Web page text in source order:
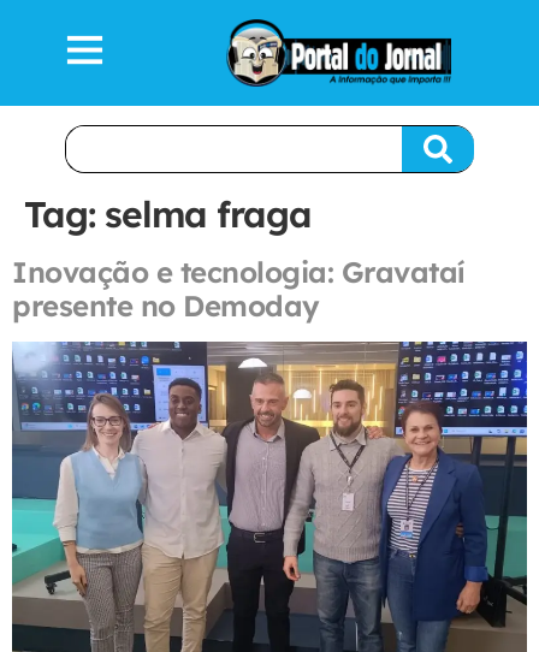
Tag: selma fraga
Inovação e tecnologia: Gravataí
presente no Demoday